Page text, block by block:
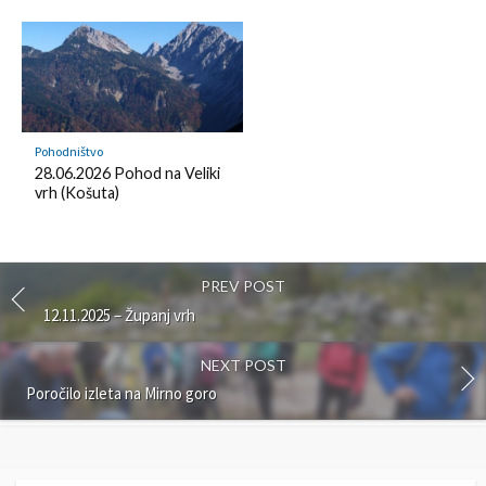
Pohodništvo
28.06.2026 Pohod na Veliki
vrh (Košuta)
PREV POST
12.11.2025 – Županj vrh
NEXT POST
Poročilo izleta na Mirno goro